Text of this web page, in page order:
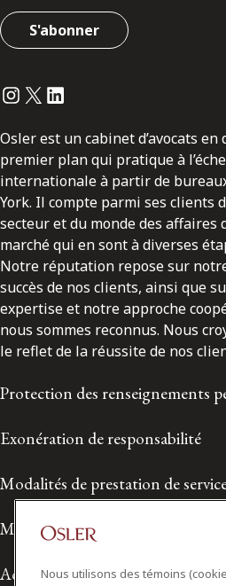
S'abonner
Instagram
Twitter
LinkedIn
Osler est un cabinet d’avocats
premier plan qui pratique à
internationale à partir de
York. Il compte parmi ses clients
secteur et du monde des affaires
marché qui en sont à diverses
Notre réputation repose sur
succès de nos clients, ainsi que
expertise et notre approche
nous sommes reconnus. Nous
le reflet de la réussite de nos
Protection des renseignements
Exonération de responsabilité
Modalités de prestation de
Modalités d'utilisation
AccessibilitéNous utilisons des témoins